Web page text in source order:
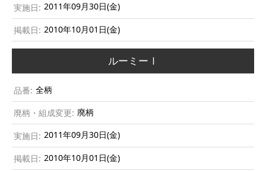
2011年09月30日(金)
2010年10月01日(金)
ルーミーⅠ
全柄
廃柄
2011年09月30日(金)
2010年10月01日(金)